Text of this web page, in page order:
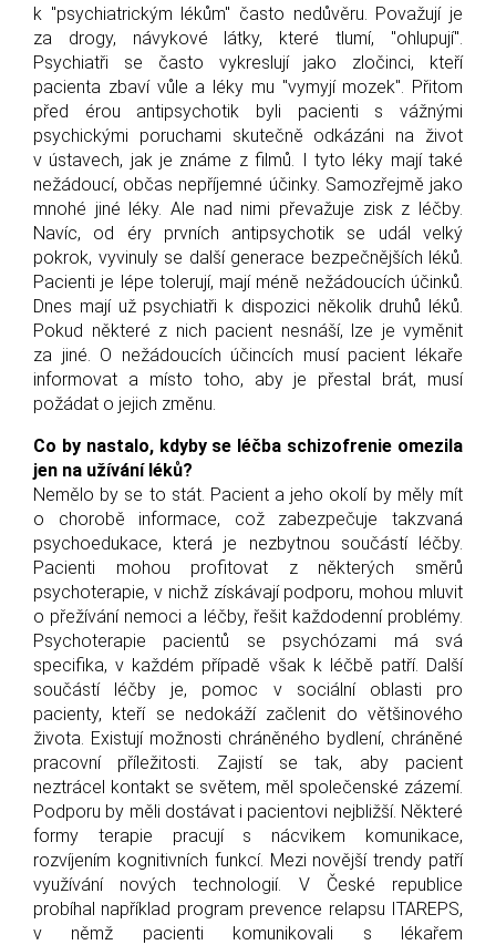
k "psychiatrickým lékům" často nedůvěru. Považují je
za drogy, návykové látky, které tlumí, "ohlupují".
Psychiatři se často vykreslují jako zločinci, kteří
pacienta zbaví vůle a léky mu "vymyjí mozek". Přitom
před érou antipsychotik byli pacienti s vážnými
psychickými poruchami skutečně odkázáni na život
v ústavech, jak je známe z filmů. I tyto léky mají také
nežádoucí, občas nepříjemné účinky. Samozřejmě jako
mnohé jiné léky. Ale nad nimi převažuje zisk z léčby.
Navíc, od éry prvních antipsychotik se udál velký
pokrok, vyvinuly se další generace bezpečnějších léků.
Pacienti je lépe tolerují, mají méně nežádoucích účinků.
Dnes mají už psychiatři k dispozici několik druhů léků.
Pokud některé z nich pacient nesnáší, lze je vyměnit
za jiné. O nežádoucích účincích musí pacient lékaře
informovat a místo toho, aby je přestal brát, musí
požádat o jejich změnu.
Co by nastalo, kdyby se léčba schizofrenie omezila
jen na užívání léků?
Nemělo by se to stát. Pacient a jeho okolí by měly mít
o chorobě informace, což zabezpečuje takzvaná
psychoedukace, která je nezbytnou součástí léčby.
Pacienti mohou profitovat z některých směrů
psychoterapie, v nichž získávají podporu, mohou mluvit
o přežívání nemoci a léčby, řešit každodenní problémy.
Psychoterapie pacientů se psychózami má svá
specifika, v každém případě však k léčbě patří. Další
součástí léčby je, pomoc v sociální oblasti pro
pacienty, kteří se nedokáží začlenit do většinového
života. Existují možnosti chráněného bydlení, chráněné
pracovní příležitosti. Zajistí se tak, aby pacient
neztrácel kontakt se světem, měl společenské zázemí.
Podporu by měli dostávat i pacientovi nejbližší. Některé
formy terapie pracují s nácvikem komunikace,
rozvíjením kognitivních funkcí. Mezi novější trendy patří
využívání nových technologií. V České republice
probíhal například program prevence relapsu ITAREPS,
v němž pacienti komunikovali s lékařem